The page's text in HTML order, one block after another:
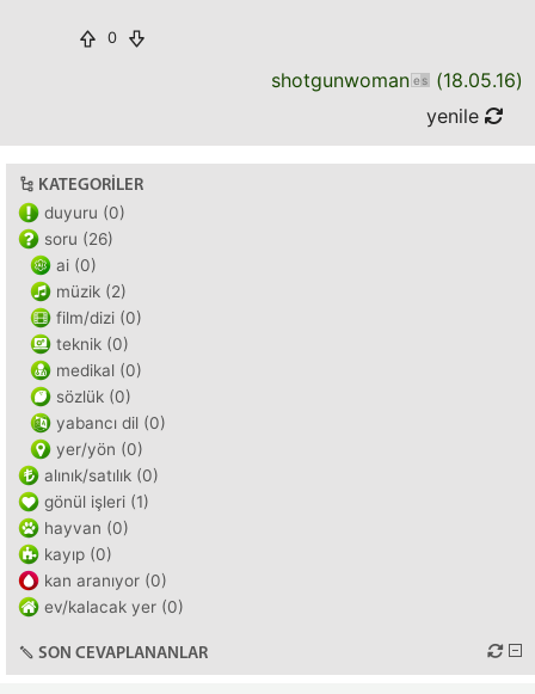
0
shotgunwoman (18.05.16)
yenile
KATEGORILER
duyuru (0)
soru (26)
ai (0)
müzik (2)
film/dizi (0)
teknik (0)
medikal (0)
sözlük (0)
yabancı dil (0)
yer/yön (0)
alınık/satılık (0)
gönül işleri (1)
hayvan (0)
kayıp (0)
kan aranıyor (0)
ev/kalacak yer (0)
SON CEVAPLANANLAR